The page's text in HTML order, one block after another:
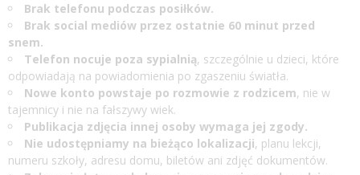
Brak telefonu podczas posiłków.
Brak social mediów przez ostatnie 60 minut przed
snem.
Telefon nocuje poza sypialnią, szczególnie u dzieci, które
odpowiadają na powiadomienia po zgaszeniu światła.
Nowe konto powstaje po rozmowie z rodzicem, nie w
tajemnicy i nie na fałszywy wiek.
Publikacja zdjęcia innej osoby wymaga jej zgody.
Nie udostępniamy na bieżąco lokalizacji, planu lekcji,
numeru szkoły, adresu domu, biletów ani zdjęć dokumentów.